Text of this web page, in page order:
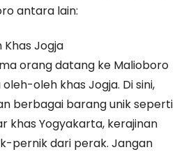
antara lain:
Jogja
orang datang ke Malioboro
oleh khas Jogja. Di sini,
berbagai barang unik seperti
khas Yogyakarta, kerajinan
pernik dari perak. Jangan